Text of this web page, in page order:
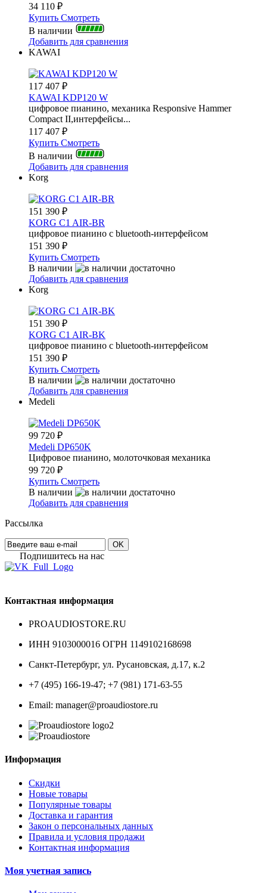
34 110 ₽
Купить Смотреть
В наличии
Добавить для сравнения
KAWAI
117 407 ₽
KAWAI KDP120 W
цифровое пианино, механика Responsive Hammer
Compact II,интерфейсы...
117 407 ₽
Купить Смотреть
В наличии
Добавить для сравнения
Korg
151 390 ₽
KORG C1 AIR-BR
цифровое пианино c bluetooth-интерфейсом
151 390 ₽
Купить Смотреть
В наличии
Добавить для сравнения
Korg
151 390 ₽
KORG C1 AIR-BK
цифровое пианино c bluetooth-интерфейсом
151 390 ₽
Купить Смотреть
В наличии
Добавить для сравнения
Medeli
99 720 ₽
Medeli DP650K
Цифровое пианино, молоточковая механика
99 720 ₽
Купить Смотреть
В наличии
Добавить для сравнения
Рассылка
OK
Подпишитесь на наc
Контактная информация
PROAUDIOSTORE.RU
ИНН 9103000016 ОГРН 1149102168698
Санкт-Петербург, ул. Русановская, д.17, к.2
+7 (495) 166-19-47; +7 (981) 171-63-55
Email: manager@proaudiostore.ru
Информация
Скидки
Новые товары
Популярные товары
Доставка и гарантия
Закон о персональных данных
Правила и условия продажи
Контактная информация
Моя учетная запись